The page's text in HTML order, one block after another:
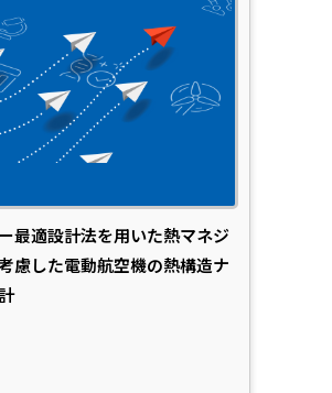
最適設計法を用いた熱マネジ
慮した電動航空機の熱構造ナ